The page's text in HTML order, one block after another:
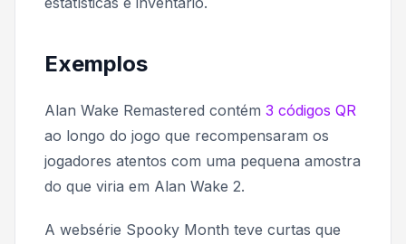
Exemplos
Alan Wake Remastered contém 3 códigos QR
ao longo do jogo que recompensaram os
jogadores atentos com uma pequena amostra
do que viria em Alan Wake 2.
A websérie Spooky Month teve curtas que